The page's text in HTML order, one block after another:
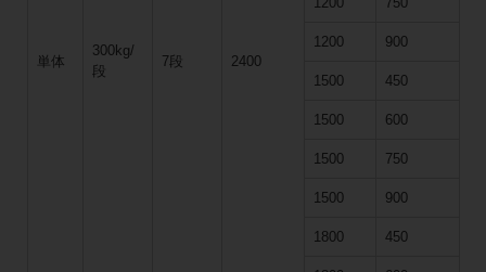
単体
300kg/
段
7段 2400
1200 900
1500 450
1500 600
1500 750
1500 900
1800 450